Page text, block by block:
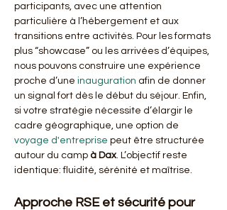
participants, avec une attention
particulière à l’hébergement et aux
transitions entre activités. Pour les formats
plus “showcase” ou les arrivées d’équipes,
nous pouvons construire une expérience
proche d’une inauguration afin de donner
un signal fort dès le début du séjour. Enfin,
si votre stratégie nécessite d’élargir le
cadre géographique, une option de
voyage d'entreprise peut être structurée
autour du camp à Dax. L’objectif reste
identique: fluidité, sérénité et maîtrise.
Approche RSE et sécurité pour